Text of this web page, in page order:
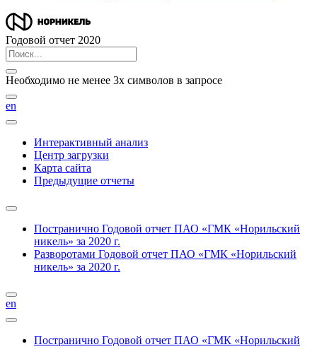
Годовой отчет 2020
Необходимо не менее 3х символов в запросе
en
Интерактивный анализ
Центр загрузки
Карта сайта
Предыдущие отчеты
Постранично Годовой отчет ПАО «ГМК «Норильский
никель» за 2020 г.
Разворотами Годовой отчет ПАО «ГМК «Норильский
никель» за 2020 г.
en
Постранично Годовой отчет ПАО «ГМК «Норильский